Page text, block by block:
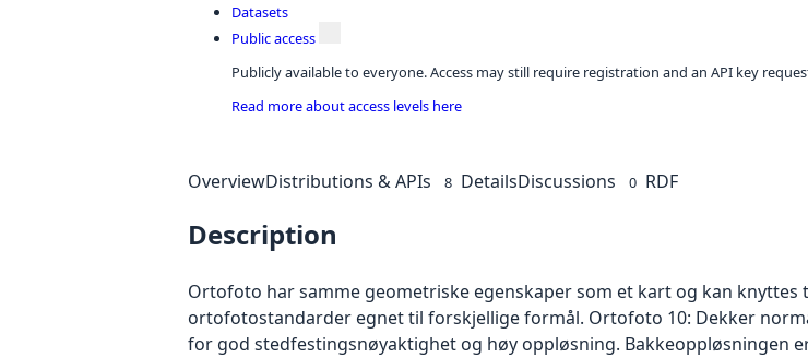
Datasets
Public access
Publicly available to everyone. Access may still require registration and an API key
Read more about access levels here
OverviewDistributions & APIs 8 DetailsDiscussions 0 RDF
Description
Ortofoto har samme geometriske egenskaper som et kart og kan
ortofotostandarder egnet til forskjellige formål. Ortofoto 10: Dekker
for god stedfestingsnøyaktighet og høy oppløsning. Bakkeoppløsningen